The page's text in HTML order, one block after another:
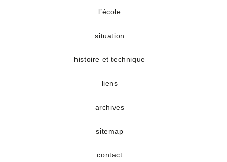
un
onglet
l’école
situation
histoire et technique
liens
archives
sitemap
contact